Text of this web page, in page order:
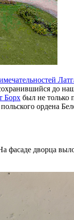
до
Борх был не только
ордена
фасаде дворца